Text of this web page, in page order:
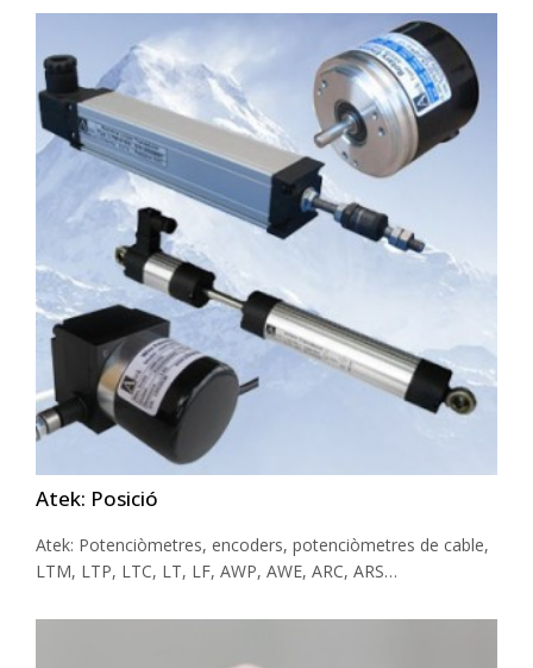
Atek: Posició
Atek: Potenciòmetres, encoders, potenciòmetres de cable,
LTM, LTP, LTC, LT, LF, AWP, AWE, ARC, ARS…